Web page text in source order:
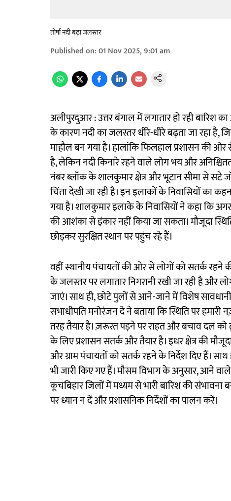
तोर्षा नदी बढ़ा जलस्तर
Published on:01 Nov 2025, 9:01 am
अलीपुरदुआर : उत्तर बंगाल में लगातार हो रही बारिश
के कारण नदी का जलस्तर धीरे-धीरे बढ़ता जा रहा
माहौल बन गया है। हालांकि फिलहाल प्रशासन की
है, लेकिन नदी किनारे रहने वाले लोग भय और
नंबर ब्लॉक के शालकुमार क्षेत्र और भूटान सीमा से सटे
चिंता देखी जा रही है। इन इलाकों के निवासियों का
गया है। शालकुमार इलाके के निवासियों ने कहा कि
की आशंका से इंकार नहीं किया जा सकता। मौजूदा
छोड़कर सुरक्षित स्थान पर पहुंच रहे हैं।
वहीं स्थानीय पंचायतों की ओर से लोगों को सतर्क रहने
के जलस्तर पर लगातार निगरानी रखी जा रही है और
जाएं। साथ ही, छोटे पुलों से आने-जाने में विशेष
सभाधीपति मनोरंजन दे ने बताया कि स्थिति पर
तरह तैयार है। ज़रूरत पड़ने पर राहत और बचाव दल को
के लिए प्रशासन सतर्क और तैयार है। इधर क्षेत्र की
और ग्राम पंचायतों को सतर्क रहने के निर्देश दिए हैं।
भी जारी किए गए हैं। मौसम विभाग के अनुसार, आने
कूचबिहार जिलों में मध्यम से भारी बारिश की
पर ध्यान न दें और प्रशासनिक निर्देशों का पालन करें।